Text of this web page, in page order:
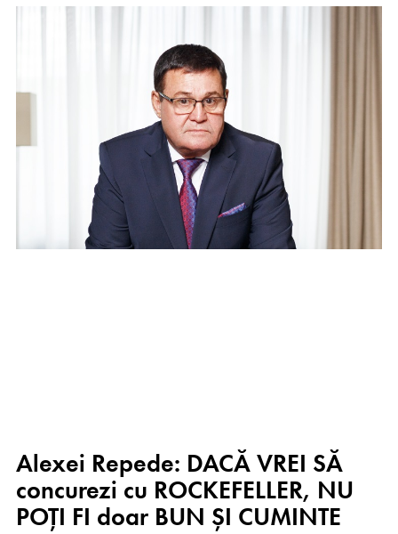
Alexei Repede: DACĂ VREI SĂ
concurezi cu ROCKEFELLER, NU
POȚI FI doar BUN ȘI CUMINTE